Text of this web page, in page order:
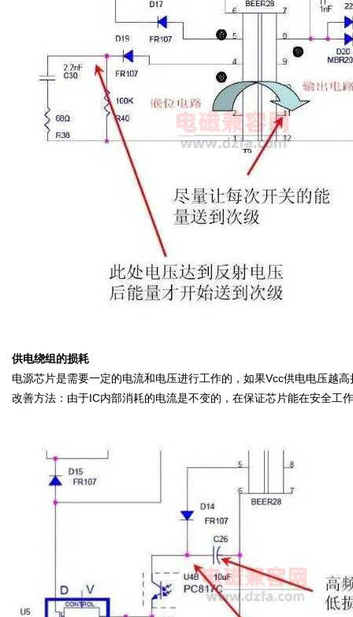
供电绕组的损耗
电源芯片是需要一定的电流和电压进行工作的，如果Vcc供电电压越
改善方法：由于IC内部消耗的电流是不变的，在保证芯片能在安全工